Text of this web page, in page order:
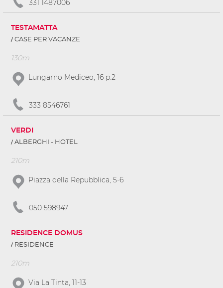
331 1487006
TESTAMATTA
CASE PER VACANZE
130m
Lungarno Mediceo, 16 p.2
333 8546761
VERDI
ALBERGHI - HOTEL
210m
Piazza della Repubblica, 5-6
050 598947
RESIDENCE DOMUS
RESIDENCE
210m
Via La Tinta, 11-13